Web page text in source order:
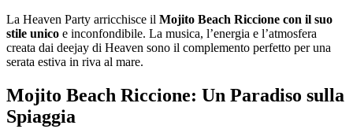
La Heaven Party arricchisce il Mojito Beach Riccione con il suo
stile unico e inconfondibile. La musica, l’energia e l’atmosfera
creata dai deejay di Heaven sono il complemento perfetto per una
serata estiva in riva al mare.
Mojito Beach Riccione: Un Paradiso sulla
Spiaggia